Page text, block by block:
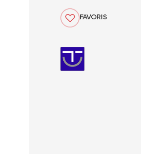
FAVORIS